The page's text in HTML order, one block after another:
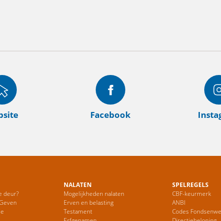
Facebook
deur?
NALATEN
Mogelijkheden nalaten
Erven en belasting
Testament
SPELREGELS
CBF-keurmerk
ANBI
Codes